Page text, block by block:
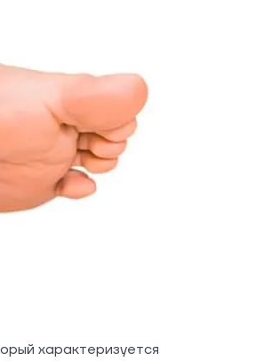
характеризуется